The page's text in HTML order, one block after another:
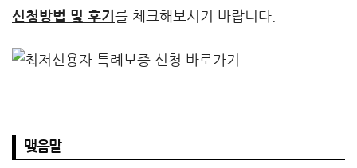
신청방법 및 후기 를 체크해보시기 바랍니다.
맺음말